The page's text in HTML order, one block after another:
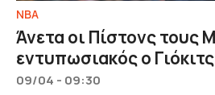
NBA
Άνετα οι Πίστονς τους
εντυπωσιακός ο Γιόκιτς
09/04 - 09:30